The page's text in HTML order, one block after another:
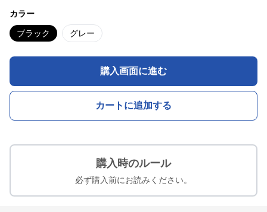
カラー
ブラック グレー
購入画面に進む
カートに追加する
購入時のルール
必ず購入前にお読みください。